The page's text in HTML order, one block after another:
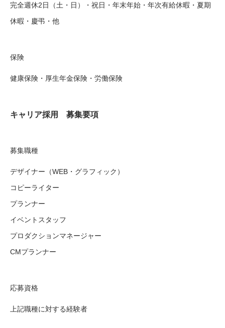
完全週休2日（土・日）・祝日・年末年始・年次有給休暇・夏期
休暇・慶弔・他
保険
健康保険・厚生年金保険・労働保険
キャリア採用 募集要項
募集職種
デザイナー（WEB・グラフィック）
コピーライター
プランナー
イベントスタッフ
プロダクションマネージャー
CMプランナー
応募資格
上記職種に対する経験者